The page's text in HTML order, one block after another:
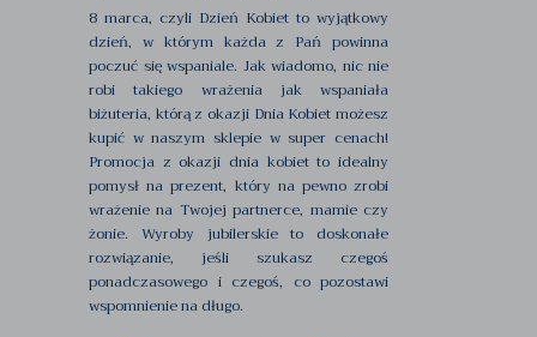
8 marca, czyli Dzień Kobiet to wyjątkowy
dzień, w którym każda z Pań powinna
poczuć się wspaniale. Jak wiadomo, nic nie
robi takiego wrażenia jak wspaniała
biżuteria, którą z okazji Dnia Kobiet możesz
kupić w naszym sklepie w super cenach!
Promocja z okazji dnia kobiet to idealny
pomysł na prezent, który na pewno zrobi
wrażenie na Twojej partnerce, mamie czy
żonie. Wyroby jubilerskie to doskonałe
rozwiązanie, jeśli szukasz czegoś
ponadczasowego i czegoś, co pozostawi
wspomnienie na długo.